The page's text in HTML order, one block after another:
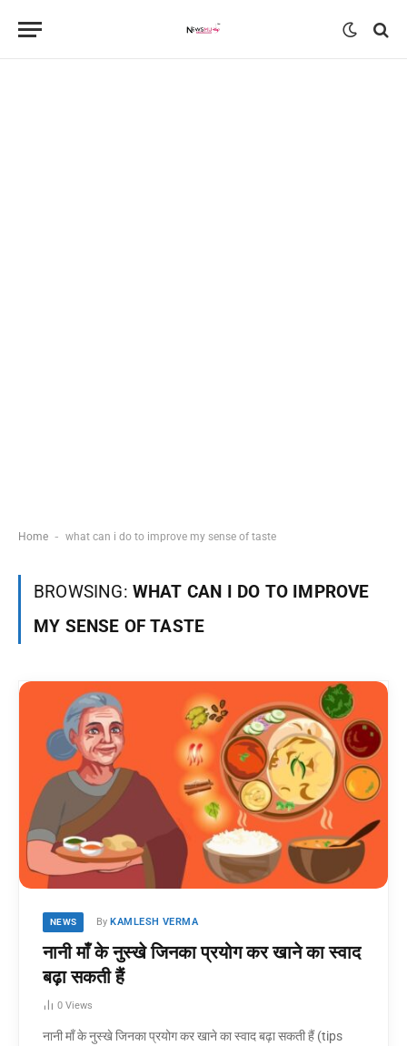
Home - what can i do to improve my sense of taste
BROWSING: WHAT CAN I DO TO IMPROVE
MY SENSE OF TASTE
NEWS By KAMLESH VERMA
नानी माँ के नुस्खे जिनका प्रयोग कर खाने का स्वाद
बढ़ा सकती हैं
0 Views
नानी माँ के नुस्खे जिनका प्रयोग कर खाने का स्वाद बढ़ा सकती हैं (tips